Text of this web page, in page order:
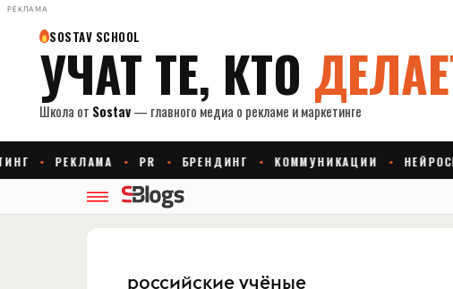
РЕКЛАМА
российские учёные